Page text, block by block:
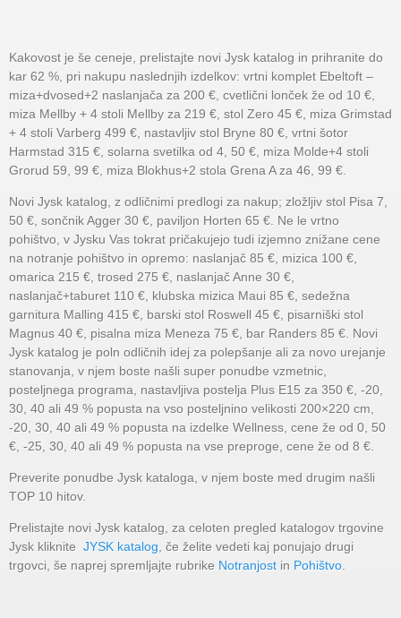
Kakovost je še ceneje, prelistajte novi Jysk katalog in prihranite do
kar 62 %, pri nakupu naslednjih izdelkov: vrtni komplet Ebeltoft –
miza+dvosed+2 naslanjača za 200 €, cvetlični lonček že od 10 €,
miza Mellby + 4 stoli Mellby za 219 €, stol Zero 45 €, miza Grimstad
+ 4 stoli Varberg 499 €, nastavljiv stol Bryne 80 €, vrtni šotor
Harmstad 315 €, solarna svetilka od 4, 50 €, miza Molde+4 stoli
Grorud 59, 99 €, miza Blokhus+2 stola Grena A za 46, 99 €.
Novi Jysk katalog, z odličnimi predlogi za nakup; zložljiv stol Pisa 7,
50 €, sončnik Agger 30 €, paviljon Horten 65 €. Ne le vrtno
pohištvo, v Jysku Vas tokrat pričakujejo tudi izjemno znižane cene
na notranje pohištvo in opremo: naslanjač 85 €, mizica 100 €,
omarica 215 €, trosed 275 €, naslanjač Anne 30 €,
naslanjač+taburet 110 €, klubska mizica Maui 85 €, sedežna
garnitura Malling 415 €, barski stol Roswell 45 €, pisarniški stol
Magnus 40 €, pisalna miza Meneza 75 €, bar Randers 85 €. Novi
Jysk katalog je poln odličnih idej za polepšanje ali za novo urejanje
stanovanja, v njem boste našli super ponudbe vzmetnic,
posteljnega programa, nastavljiva postelja Plus E15 za 350 €, -20,
30, 40 ali 49 % popusta na vso posteljnino velikosti 200×220 cm,
-20, 30, 40 ali 49 % popusta na izdelke Wellness, cene že od 0, 50
€, -25, 30, 40 ali 49 % popusta na vse preproge, cene že od 8 €.
Preverite ponudbe Jysk kataloga, v njem boste med drugim našli
TOP 10 hitov.
Prelistajte novi Jysk katalog, za celoten pregled katalogov trgovine
Jysk kliknite JYSK katalog , če želite vedeti kaj ponujajo drugi
trgovci, še naprej spremljajte rubrike Notranjost in Pohištvo